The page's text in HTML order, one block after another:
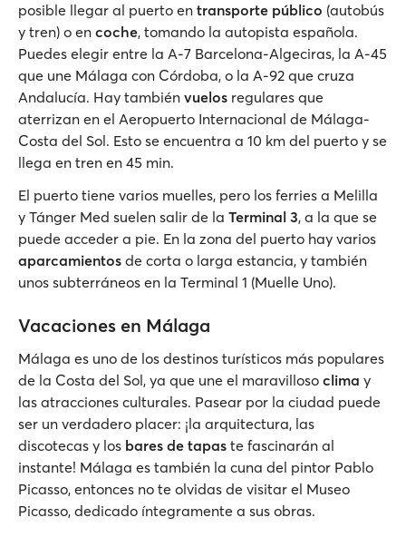
posible llegar al puerto en transporte público (autobús
y tren) o en coche, tomando la autopista española.
Puedes elegir entre la A-7 Barcelona-Algeciras, la A-45
que une Málaga con Córdoba, o la A-92 que cruza
Andalucía. Hay también vuelos regulares que
aterrizan en el Aeropuerto Internacional de Málaga-
Costa del Sol. Esto se encuentra a 10 km del puerto y se
llega en tren en 45 min.
El puerto tiene varios muelles, pero los ferries a Melilla
y Tánger Med suelen salir de la Terminal 3, a la que se
puede acceder a pie. En la zona del puerto hay varios
aparcamientos de corta o larga estancia, y también
unos subterráneos en la Terminal 1 (Muelle Uno).
Vacaciones en Málaga
Málaga es uno de los destinos turísticos más populares
de la Costa del Sol, ya que une el maravilloso clima y
las atracciones culturales. Pasear por la ciudad puede
ser un verdadero placer: ¡la arquitectura, las
discotecas y los bares de tapas te fascinarán al
instante! Málaga es también la cuna del pintor Pablo
Picasso, entonces no te olvidas de visitar el Museo
Picasso, dedicado íntegramente a sus obras.